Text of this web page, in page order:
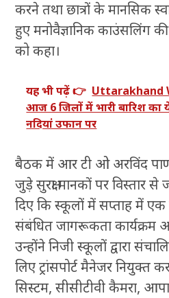
करने तथा छात्रों के मानसिक
हुए मनोवैज्ञानिक काउंसलिंग
को कहा।
यह भी पढ़ें 👉 Uttarakhand
आज 6 जिलों में भारी बारिश
नदियां उफान पर
बैठक में आर टी ओ अरविंद
जुड़े सुरक्षा मानकों पर विस्तार
दिए कि स्कूलों में सप्ताह में एक
संबंधित जागरूकता कार्यक्रम
उन्होंने निजी स्कूलों द्वारा
लिए ट्रांसपोर्ट मैनेजर नियुक्त
सिस्टम, सीसीटीवी कैमरा,